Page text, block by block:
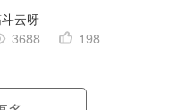
云呀
3688
198